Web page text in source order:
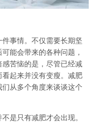
事情。不仅需要长期坚
能会带来的各种问题，
苦恼的是，尽管已经减
起来并没有变瘦。减肥
从多个角度来谈谈这个
是只有减肥才会出现。